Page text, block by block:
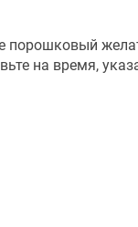
порошковый
на время,